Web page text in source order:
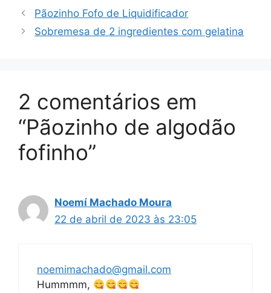
Pãozinho Fofo de Liquidificador
Sobremesa de 2 ingredientes com gelatina
2 comentários em
“Pãozinho de algodão
fofinho”
Noemí Machado Moura
22 de abril de 2023 às 23:05
noemimachado@gmail.com
Hummmm,